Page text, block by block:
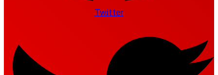
Twitter